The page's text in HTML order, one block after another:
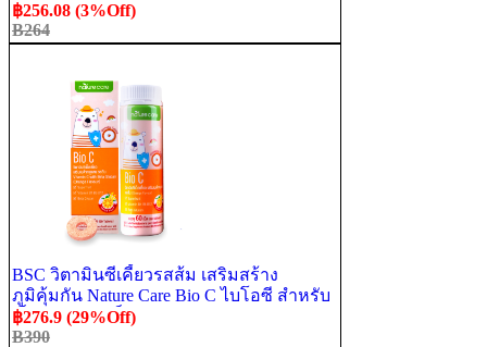
฿256.08 (3%Off)
B264
BSC วิตามินซีเคี้ยวรสส้ม เสริมสร้าง
ภูมิคุ้มกัน Nature Care Bio C ไบโอซี สำหรับ
เด็ก 1ขวด/60เม็ด
฿276.9 (29%Off)
B390